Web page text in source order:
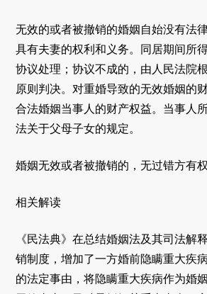
无效的或者被撤销的婚姻自始没有法
具有夫妻的权利和义务。同居期间所
协议处理；协议不成的，由人民法院
原则判决。对重婚导致的无效婚姻的
合法婚姻当事人的财产权益。当事人
法关于父母子女的规定。
婚姻无效或者被撤销的，无过错方有
相关解读
《民法典》在总结婚姻法及其司法解
销制度，增加了一方婚前隐瞒重大疾
的法定事由，将隐瞒重大疾病作为婚